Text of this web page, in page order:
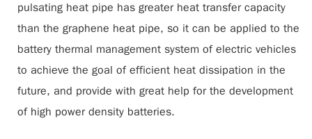
pulsating heat pipe has greater heat transfer capacity
than the graphene heat pipe, so it can be applied to the
battery thermal management system of electric vehicles
to achieve the goal of efficient heat dissipation in the
future, and provide with great help for the development
of high power density batteries.